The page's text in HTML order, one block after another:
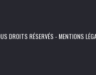
DROITS RÉSERVÉS -MENTIONS